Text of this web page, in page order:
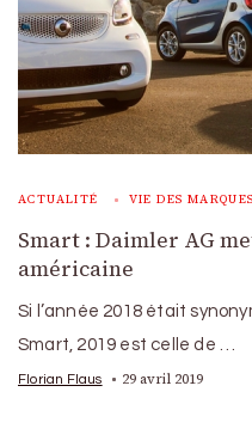
ACTUALITÉ VIE DES MARQUES
Smart : Daimler AG
américaine
Si l’année 2018 était
Smart, 2019 est celle de …
Florian Flaus 29 avril 2019